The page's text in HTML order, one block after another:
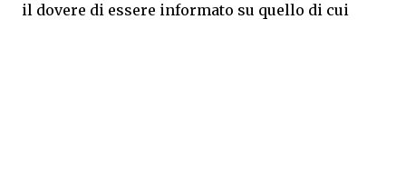
il dovere di essere informato su quello di cui